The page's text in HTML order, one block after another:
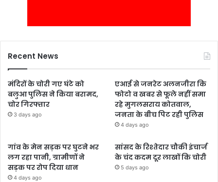
Recent News
मंदिरों के चोरी गए घंटे को
बलुआ पुलिस ने किया बरामद,
चोर गिरफ्तार
3 days ago
एआई से जनरेट अलनजीरा कि
फोटो व खबर से फूले नहीं समा
रहे मुगलसराय कोतवाल,
जनता के बीच पिट रही पुलिस
4 days ago
गांव के मेन सड़क पर घुटने भर
लग रहा पानी, ग्रामीणों ने
सड़क पर रोप दिया धान
4 days ago
सांसद के रिश्तेदार चौकी इंचार्ज
के चंद कदम दूर लाखों कि चोरी
5 days ago